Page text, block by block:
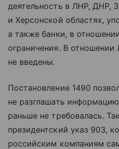
деятельность в ЛНР, ДНР,
и Херсонской областях,
а также банки, в
ограничения. В
не введены.
Постановление 1490
не разглашать
раньше не требовалась.
президентский указ 903,
российским компаниям